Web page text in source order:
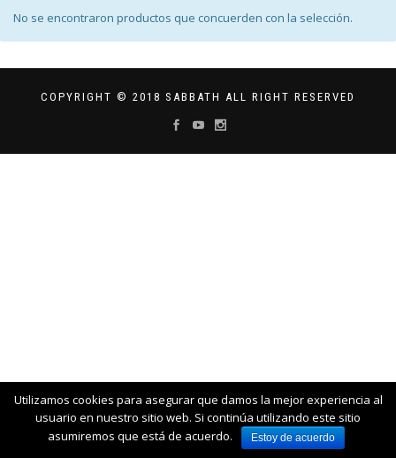
No se encontraron productos que concuerden con la selección.
COPYRIGHT © 2018 SABBATH ALL RIGHT RESERVED
Utilizamos cookies para asegurar que damos la mejor experiencia al
usuario en nuestro sitio web. Si continúa utilizando este sitio
asumiremos que está de acuerdo.
Estoy de acuerdo